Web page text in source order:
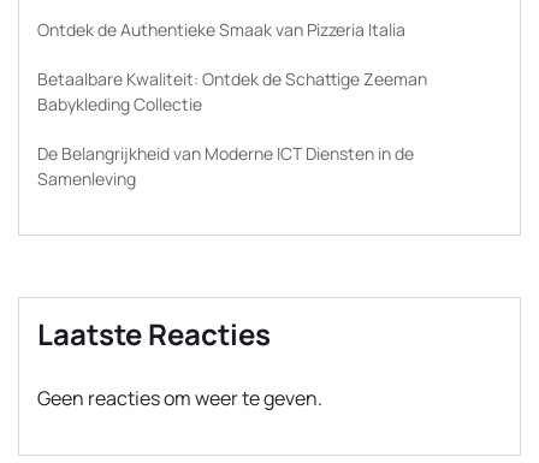
Ontdek de Authentieke Smaak van Pizzeria Italia
Betaalbare Kwaliteit: Ontdek de Schattige Zeeman
Babykleding Collectie
De Belangrijkheid van Moderne ICT Diensten in de
Samenleving
Laatste Reacties
Geen reacties om weer te geven.